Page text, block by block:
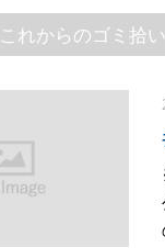
これからのゴミ拾